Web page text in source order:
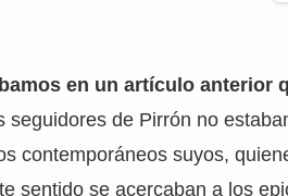
en un artículo anterior
seguidores de Pirrón no
contemporáneos suyos,
sentido se acercaban a los